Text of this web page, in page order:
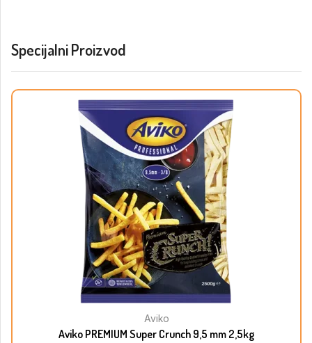
Specijalni Proizvod
Aviko
Aviko PREMIUM Super Crunch 9,5 mm 2,5kg